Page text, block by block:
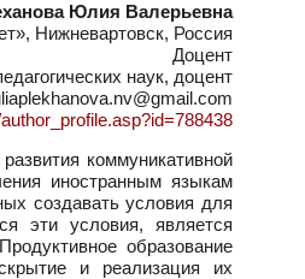
Юлия Валерьевна
Нижневартовск, Россия
Доцент
наук, доцент
коммуникативной
иностранным языкам
создавать условия для
эти условия, является
образование
и реализация их